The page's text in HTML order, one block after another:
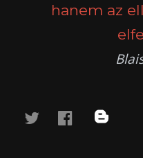
hanem az
twitterfacebook
blog